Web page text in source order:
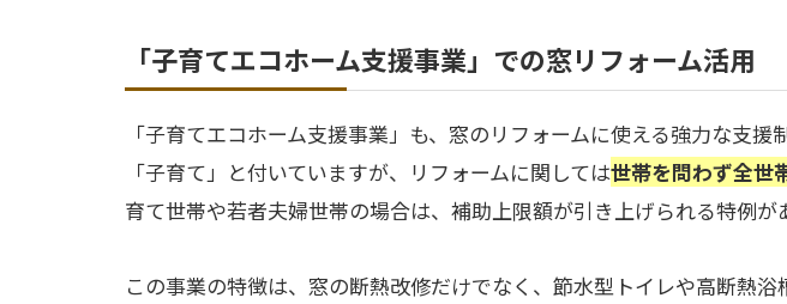
「子育てエコホーム支援事業」での窓リフォーム活用
「子育てエコホーム支援事業」も、窓のリフォームに使える強力な支援
「子育て」と付いていますが、リフォームに関しては世帯を問わず全世
育て世帯や若者夫婦世帯の場合は、補助上限額が引き上げられる特例が
この事業の特徴は、窓の断熱改修だけでなく、節水型トイレや高断熱浴